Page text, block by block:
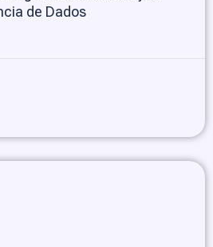
de Dados